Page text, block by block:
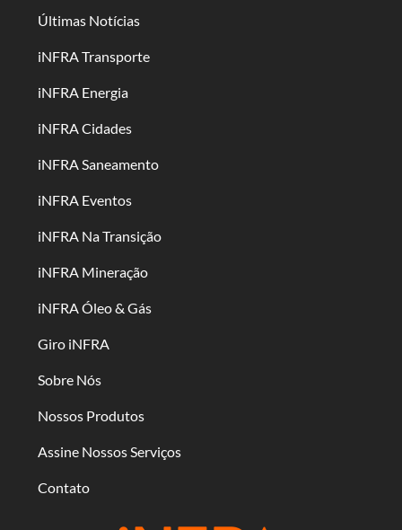
Últimas Notícias
iNFRA Transporte
iNFRA Energia
iNFRA Cidades
iNFRA Saneamento
iNFRA Eventos
iNFRA Na Transição
iNFRA Mineração
iNFRA Óleo & Gás
Giro iNFRA
Sobre Nós
Nossos Produtos
Assine Nossos Serviços
Contato